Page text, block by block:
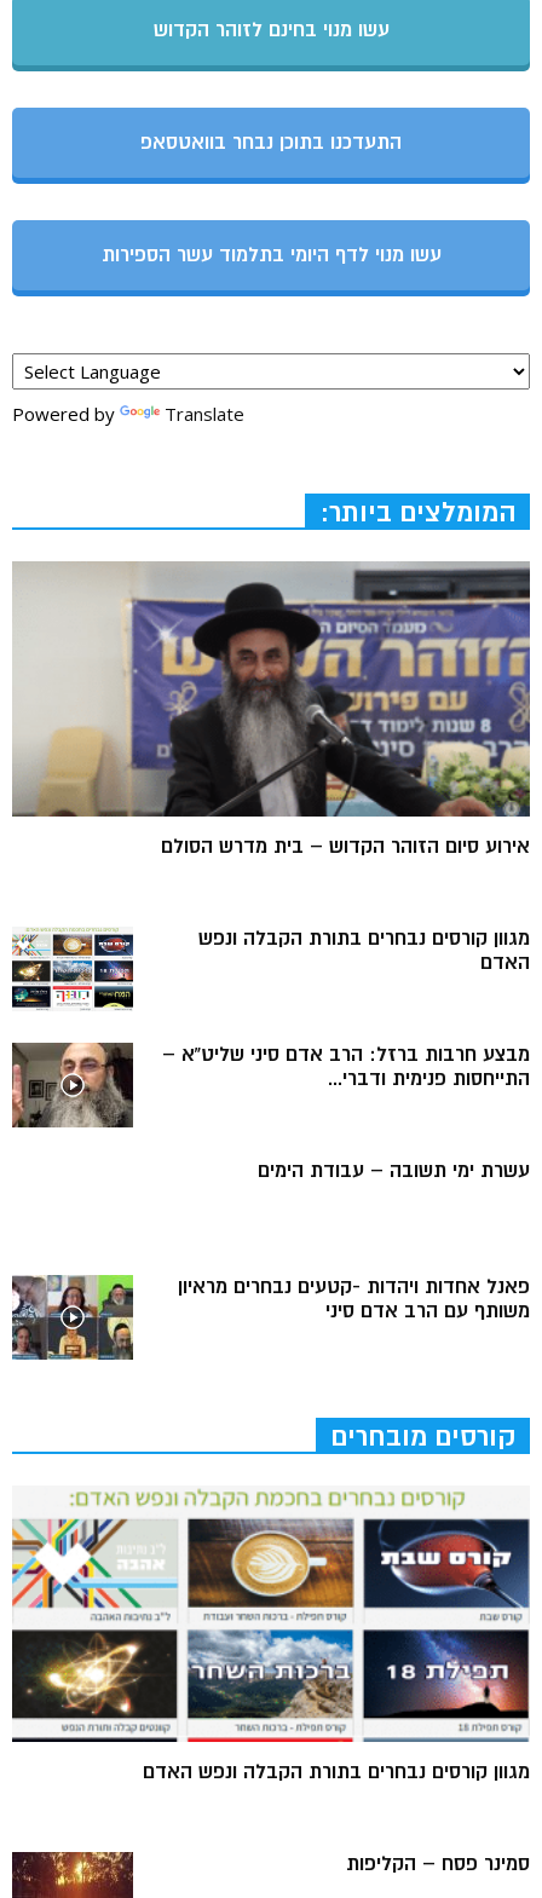
עשו מנוי בחינם לזוהר הקדוש
התעדכנו בתוכן נבחר בוואטסאפ
עשו מנוי לדף היומי בתלמוד עשר הספירות
Powered by Translate
המומלצים ביותר:
אירוע סיום הזוהר הקדוש – בית מדרש הסולם
מגוון קורסים נבחרים בתורת הקבלה ונפש
האדם
מבצע חרבות ברזל: הרב אדם סיני שליט”א –
התייחסות פנימית ודברי...
עשרת ימי תשובה – עבודת הימים
פאנל אחדות ויהדות -קטעים נבחרים מראיון
משותף עם הרב אדם סיני
קורסים מובחרים
מגוון קורסים נבחרים בתורת הקבלה ונפש האדם
סמינר פסח – הקליפות